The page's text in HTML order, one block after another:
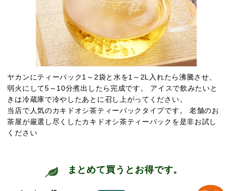
ヤカンにティーパック1～2袋と水を1～2L入れたら沸騰させ、
弱火にして5～10分煮出したら完成です。 アイスで飲みたいと
きは冷蔵庫で冷やしたあとに召し上がってください。
当店で人気のカキドオシ茶ティーパックタイプです。 老舗のお
茶屋が厳選し尽くしたカキドオシ茶ティーパックを是非お試し
ください
まとめて買うとお得です。